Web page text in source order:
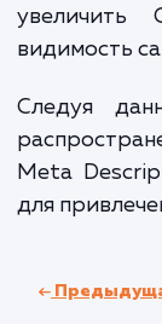
Google
Google
влияние их